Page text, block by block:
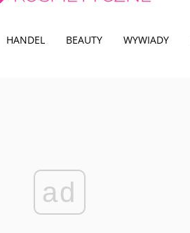
HANDEL BEAUTY WYWIADY
ad